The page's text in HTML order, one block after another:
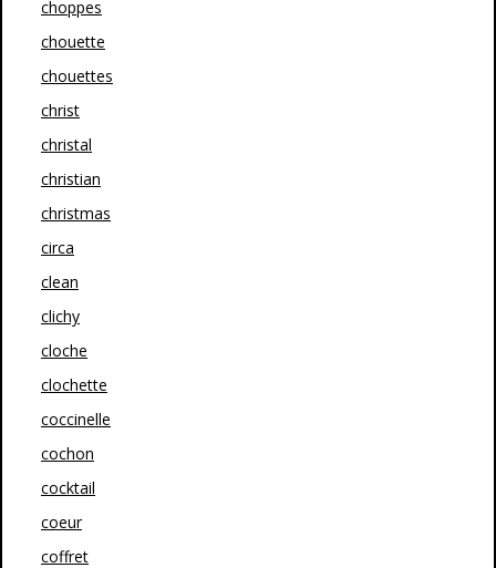
choppes
chouette
chouettes
christ
christal
christian
christmas
circa
clean
clichy
cloche
clochette
coccinelle
cochon
cocktail
coeur
coffret